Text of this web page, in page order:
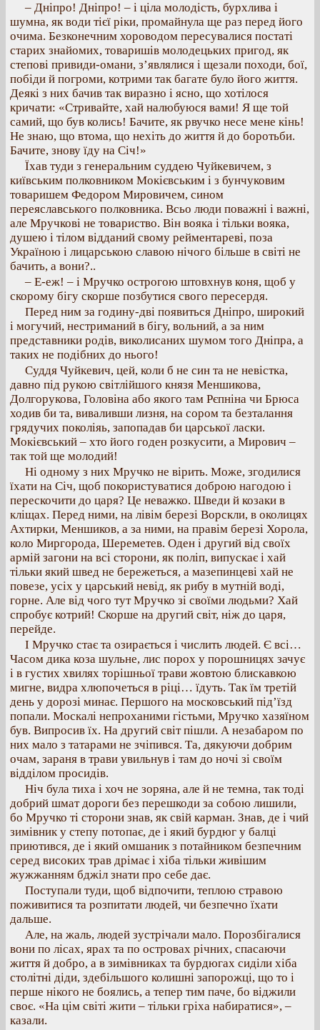
– Дніпро! Дніпро! – і ціла молодість, бурхлива і
шумна, як води тієї ріки, промайнула ще раз перед його
очима. Безконечним хороводом пересувалися постаті
старих знайомих, товаришів молодецьких пригод, як
степові привиди-омани, з’являлися і щезали походи, бої,
побіди й погроми, котрими так багате було його життя.
Деякі з них бачив так виразно і ясно, що хотілося
кричати: «Стривайте, хай налюбуюся вами! Я ще той
самий, що був колись! Бачите, як рвучко несе мене кінь!
Не знаю, що втома, що нехіть до життя й до боротьби.
Бачите, знову їду на Січ!»
Їхав туди з генеральним суддею Чуйкевичем, з
київським полковником Мокієвським і з бунчуковим
товаришем Федором Мировичем, сином
переяславського полковника. Всьо люди поважні і важні,
але Мручкові не товариство. Він вояка і тільки вояка,
душею і тілом відданий свому рейментареві, поза
Україною і лицарською славою нічого більше в світі не
бачить, а вони?..
– Е-еж! – і Мручко острогою штовхнув коня, щоб у
скорому бігу скорше позбутися свого пересердя.
Перед ним за годину-дві появиться Дніпро, широкий
і могучий, нестриманий в бігу, вольний, а за ним
представники родів, виколисаних шумом того Дніпра, а
таких не подібних до нього!
Суддя Чуйкевич, цей, коли б не син та не невістка,
давно під рукою світлійшого князя Меншикова,
Долгорукова, Головіна або якого там Рєпніна чи Брюса
ходив би та, виваливши лизня, на сором та безталання
грядучих поколіяь, запопадав би царської ласки.
Мокієвський – хто його годен розкусити, а Мирович –
так той ще молодий!
Ні одному з них Мручко не вірить. Може, згодилися
їхати на Січ, щоб покористуватися доброю нагодою і
перескочити до царя? Це неважко. Шведи й козаки в
кліщах. Перед ними, на лівім березі Ворскли, в околицях
Ахтирки, Меншиков, а за ними, на правім березі Хорола,
коло Миргорода, Шереметев. Оден і другий від своїх
армій загони на всі сторони, як поліп, випускає і хай
тільки який швед не бережеться, а мазепинцеві хай не
повезе, усіх у царський невід, як рибу в мутній воді,
горне. Але від чого тут Мручко зі своїми людьми? Хай
спробує котрий! Скорше на другий світ, ніж до царя,
перейде.
І Мручко стає та озирається і числить людей. Є всі…
Часом дика коза шульне, лис порох у порошницях зачує
і в густих хвилях торішньої трави жовтою блискавкою
мигне, видра хлюпочеться в ріці… їдуть. Так їм третій
день у дорозі минає. Першого на московський під’їзд
попали. Москалі непроханими гістьми, Мручко хазяїном
був. Випросив їх. На другий світ пішли. А незабаром по
них мало з татарами не зчіпився. Та, дякуючи добрим
очам, зараня в трави увильнув і там до ночі зі своїм
відділом просидів.
Ніч була тиха і хоч не зоряна, але й не темна, так тоді
добрий шмат дороги без перешкоди за собою лишили,
бо Мручко ті сторони знав, як свій карман. Знав, де і чий
зимівник у степу потопає, де і який бурдюг у балці
приютився, де і який омшаник з потайником безпечним
серед високих трав дрімає і хіба тільки живішим
жужжанням бджіл знати про себе дає.
Поступали туди, щоб відпочити, теплою стравою
поживитися та розпитати людей, чи безпечно їхати
дальше.
Але, на жаль, людей зустрічали мало. Порозбігалися
вони по лісах, ярах та по островах річних, спасаючи
життя й добро, а в зимівниках та бурдюгах сиділи хіба
столітні діди, здебільшого колишні запорожці, що то і
перше нікого не боялись, а тепер тим паче, бо віджили
своє. «На цім світі жити – тільки гріха набиратися», –
казали.